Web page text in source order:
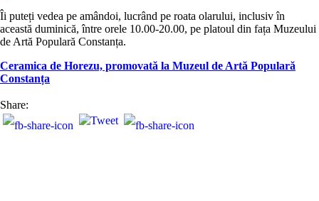
Îi puteți vedea pe amândoi, lucrând pe roata olarului, inclusiv în
această duminică, între orele 10.00-20.00, pe platoul din fața Muzeului
de Artă Populară Constanța.
Ceramica de Horezu, promovată la Muzeul de Artă Populară
Constanța
Share: